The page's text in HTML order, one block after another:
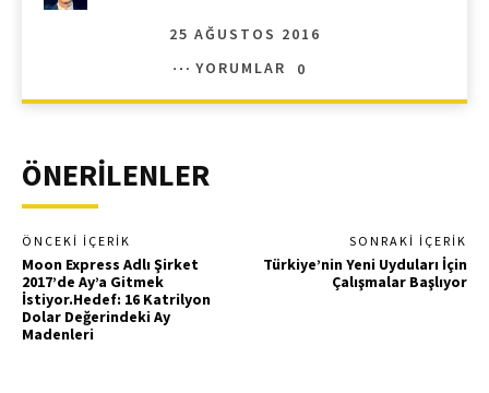
25 AĞUSTOS 2016
YORUMLAR
0
ÖNERİLENLER
ÖNCEKI İÇERIK
Moon Express Adlı Şirket
2017’de Ay’a Gitmek
İstiyor.Hedef: 16 Katrilyon
Dolar Değerindeki Ay
Madenleri
SONRAKI İÇERIK
Türkiye’nin Yeni Uyduları İçin
Çalışmalar Başlıyor